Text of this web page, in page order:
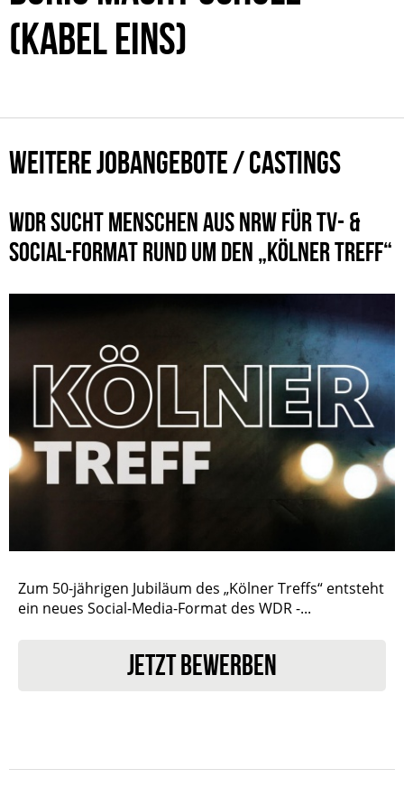
(KABEL EINS)
WEITERE JOBANGEBOTE / CASTINGS
WDR SUCHT MENSCHEN AUS NRW FÜR TV- &
SOCIAL-FORMAT RUND UM DEN „KÖLNER TREFF“
Zum 50-jährigen Jubiläum des „Kölner Treffs“ entsteht
ein neues Social-Media-Format des WDR -...
JETZT BEWERBEN